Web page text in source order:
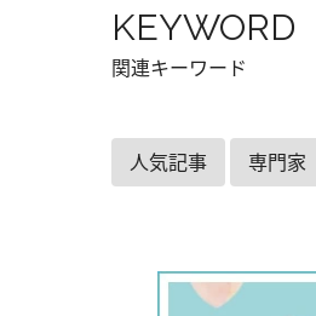
KEYWORD
関連キーワード
人気記事 専門家